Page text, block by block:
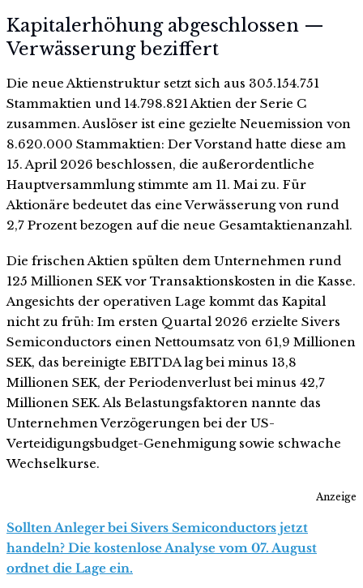
Kapitalerhöhung abgeschlossen —
Verwässerung beziffert
Die neue Aktienstruktur setzt sich aus 305.154.751
Stammaktien und 14.798.821 Aktien der Serie C
zusammen. Auslöser ist eine gezielte Neuemission von
8.620.000 Stammaktien: Der Vorstand hatte diese am
15. April 2026 beschlossen, die außerordentliche
Hauptversammlung stimmte am 11. Mai zu. Für
Aktionäre bedeutet das eine Verwässerung von rund
2,7 Prozent bezogen auf die neue Gesamtaktienanzahl.
Die frischen Aktien spülten dem Unternehmen rund
125 Millionen SEK vor Transaktionskosten in die Kasse.
Angesichts der operativen Lage kommt das Kapital
nicht zu früh: Im ersten Quartal 2026 erzielte Sivers
Semiconductors einen Nettoumsatz von 61,9 Millionen
SEK, das bereinigte EBITDA lag bei minus 13,8
Millionen SEK, der Periodenverlust bei minus 42,7
Millionen SEK. Als Belastungsfaktoren nannte das
Unternehmen Verzögerungen bei der US-
Verteidigungsbudget-Genehmigung sowie schwache
Wechselkurse.
Anzeige
Sollten Anleger bei Sivers Semiconductors jetzt
handeln? Die kostenlose Analyse vom 07. August
ordnet die Lage ein.